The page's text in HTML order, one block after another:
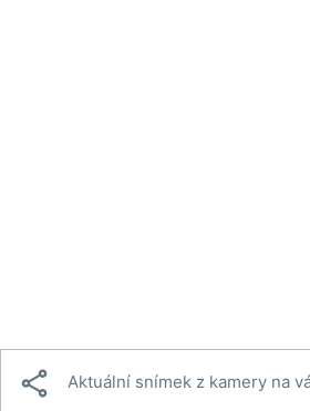
 Aktuální snímek z kamery na